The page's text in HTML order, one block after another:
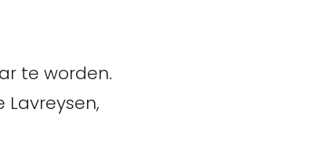
te worden.